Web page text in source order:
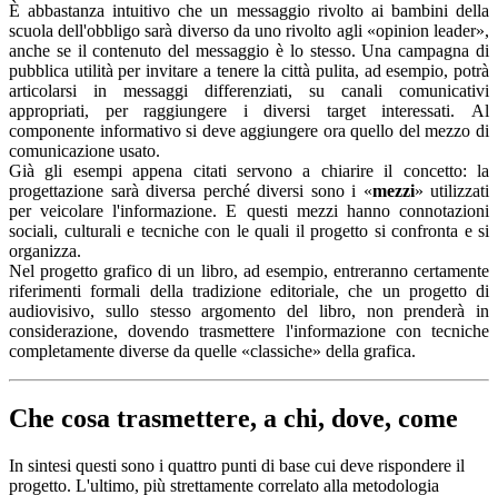
È abbastanza intuitivo che un messaggio rivolto ai bambini della
scuola dell'obbligo sarà diverso da uno rivolto agli «opinion leader»,
anche se il contenuto del messaggio è lo stesso. Una campagna di
pubblica utilità per invitare a tenere la città pulita, ad esempio, potrà
articolarsi in messaggi differenziati, su canali comunicativi
appropriati, per raggiungere i diversi target interessati. Al
componente informativo si deve aggiungere ora quello del mezzo di
comunicazione usato.
Già gli esempi appena citati servono a chiarire il concetto: la
progettazione sarà diversa perché diversi sono i «mezzi» utilizzati
per veicolare l'informazione. E questi mezzi hanno connotazioni
sociali, culturali e tecniche con le quali il progetto si confronta e si
organizza.
Nel progetto grafico di un libro, ad esempio, entreranno certamente
riferimenti formali della tradizione editoriale, che un progetto di
audiovisivo, sullo stesso argomento del libro, non prenderà in
considerazione, dovendo trasmettere l'informazione con tecniche
completamente diverse da quelle «classiche» della grafica.
Che cosa trasmettere, a chi, dove, come
In sintesi questi sono i quattro punti di base cui deve rispondere il
progetto. L'ultimo, più strettamente correlato alla metodologia